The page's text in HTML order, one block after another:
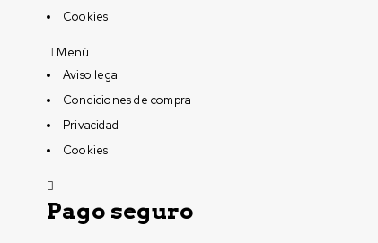
Cookies
Menú
Aviso legal
Condiciones de compra
Privacidad
Cookies
Pago seguro